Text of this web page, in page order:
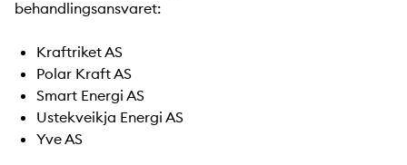
behandlingsansvaret:
Kraftriket AS
Polar Kraft AS
Smart Energi AS
Ustekveikja Energi AS
Yve AS